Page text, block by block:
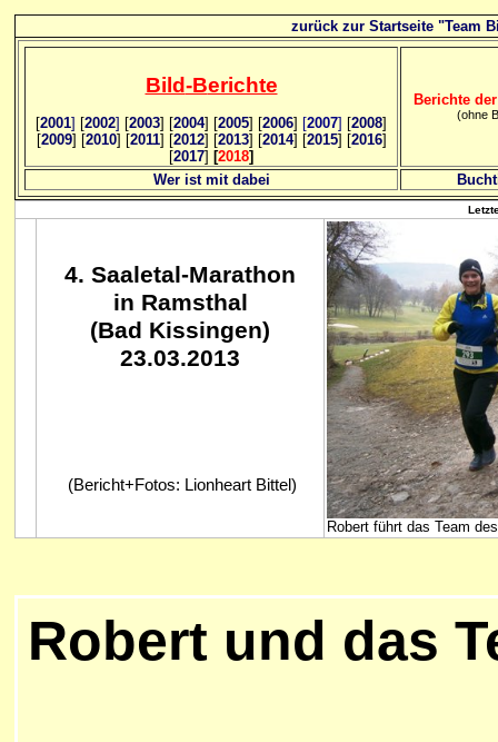
zurück zur Startseite "Team
Bild-Berichte
[2001] [2002] [2003] [2004] [2005] [2006] [2007] [2008]
[2009] [2010] [2011] [2012] [2013] [2014] [2015] [2016]
[2017] [2018]
Berichte
(ohne
Wer ist mit dabei
4. Saaletal-Marathon
in Ramsthal
(Bad Kissingen)
23.03.2013
(Bericht+Fotos: Lionheart Bittel)
Robert führt das Team
Robert und das